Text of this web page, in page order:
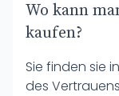
Wo kann
kaufen?
Sie finden sie
des